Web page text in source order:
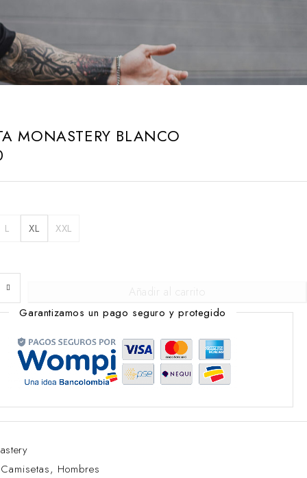
MONASTERY BLANCO
L XL XXL
Añadir al carrito
Garantizamos un pago seguro y protegido
Camisetas, Hombres